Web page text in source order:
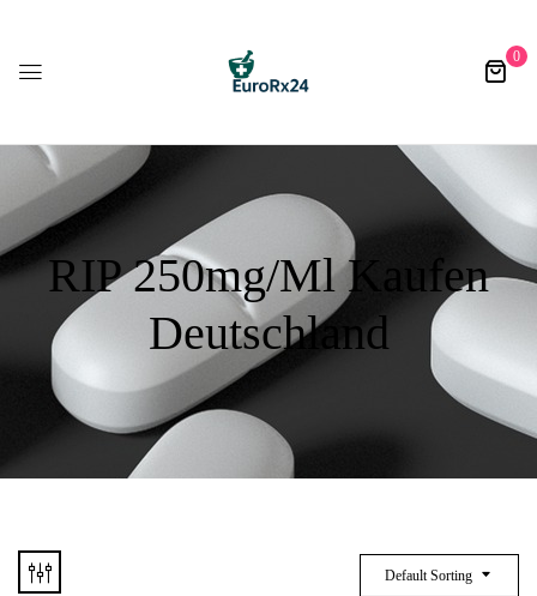
0
RIP 250mg/ml Kaufen
Deutschland
Default Sorting